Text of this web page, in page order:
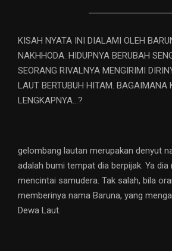
KISAH NYATA INI DIALAMI OLEH
NAKHHODA. HIDUPNYA BERUBAH
SEORANG RIVALNYA MENGIRIMI
LAUT BERTUBUH HITAM. BAGAIMANA
LENGKAPNYA…?
gelombang lautan merupakan denyut
adalah bumi tempat dia berpijak. Ya
mencintai samudera. Tak salah, bila
memberinya nama Baruna, yang
Dewa Laut.